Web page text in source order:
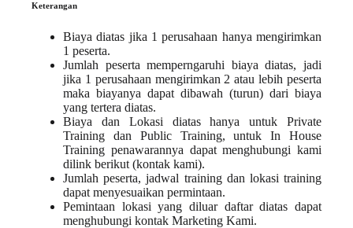
Keterangan
Biaya diatas jika 1 perusahaan hanya mengirimkan
1 peserta.
Jumlah peserta memperngaruhi biaya diatas, jadi
jika 1 perusahaan mengirimkan 2 atau lebih peserta
maka biayanya dapat dibawah (turun) dari biaya
yang tertera diatas.
Biaya dan Lokasi diatas hanya untuk Private
Training dan Public Training, untukIn House
Training penawarannya dapat menghubungi kami
dilink berikut (kontak kami).
Jumlah peserta,jadwal trainingdan lokasi training
dapat menyesuaikan permintaan.
Pemintaan lokasi yang diluar daftardiatas dapat
menghubungi kontak Marketing Kami.